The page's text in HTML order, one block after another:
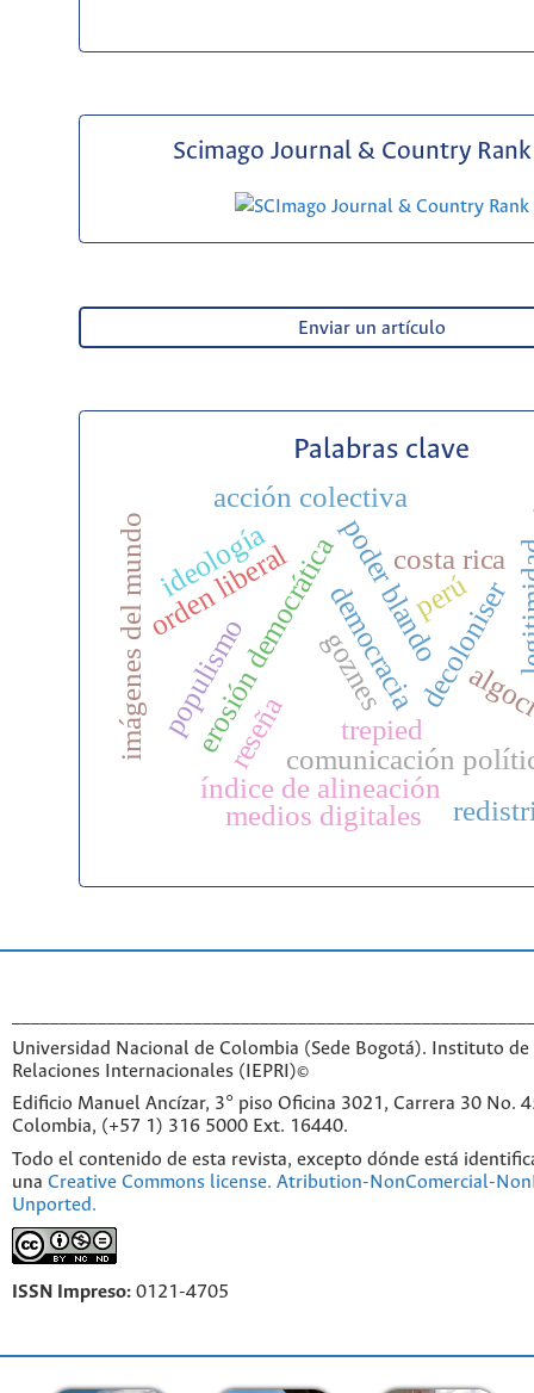
Scimago Journal & Country Rank
Enviar un artículo
Palabras clave
reseña trepied
decoloniser
democracia
índice de alineación
erosión democrática
orden liberal poder blando
comunicación
medios digitales
costa rica
perú
imágenes del mundo goznes
populismo
acción colectiva
ideología
Universidad Nacional de Colombia (Sede Bogotá). Instituto
Relaciones Internacionales (IEPRI)©
Edificio Manuel Ancízar, 3° piso Oficina 3021, Carrera 30 No.
Colombia, (+57 1) 316 5000 Ext. 16440.
Todo el contenido de esta revista, excepto dónde está
una Creative Commons license. Atribution-NonComercial-
Unported.
ISSN Impreso: 0121-4705